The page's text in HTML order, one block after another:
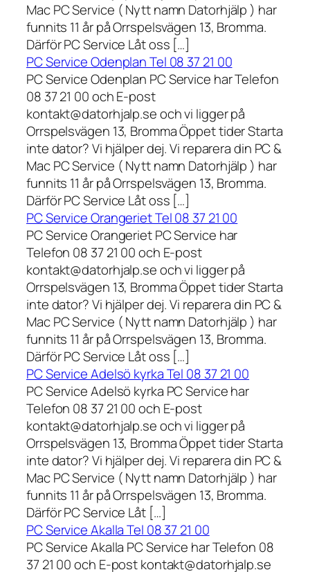
Mac PC Service ( Nytt namn Datorhjälp ) har
funnits 11 år på Orrspelsvägen 13, Bromma.
Därför PC Service Låt oss […]
PC Service Odenplan Tel 08 37 21 00
PC Service Odenplan PC Service har Telefon
08 37 21 00 och E-post
kontakt@datorhjalp.se och vi ligger på
Orrspelsvägen 13, Bromma Öppet tider Starta
inte dator? Vi hjälper dej. Vi reparera din PC &
Mac PC Service ( Nytt namn Datorhjälp ) har
funnits 11 år på Orrspelsvägen 13, Bromma.
Därför PC Service Låt oss […]
PC Service Orangeriet Tel 08 37 21 00
PC Service Orangeriet PC Service har
Telefon 08 37 21 00 och E-post
kontakt@datorhjalp.se och vi ligger på
Orrspelsvägen 13, Bromma Öppet tider Starta
inte dator? Vi hjälper dej. Vi reparera din PC &
Mac PC Service ( Nytt namn Datorhjälp ) har
funnits 11 år på Orrspelsvägen 13, Bromma.
Därför PC Service Låt oss […]
PC Service Adelsö kyrka Tel 08 37 21 00
PC Service Adelsö kyrka PC Service har
Telefon 08 37 21 00 och E-post
kontakt@datorhjalp.se och vi ligger på
Orrspelsvägen 13, Bromma Öppet tider Starta
inte dator? Vi hjälper dej. Vi reparera din PC &
Mac PC Service ( Nytt namn Datorhjälp ) har
funnits 11 år på Orrspelsvägen 13, Bromma.
Därför PC Service Låt […]
PC Service Akalla Tel 08 37 21 00
PC Service Akalla PC Service har Telefon 08
37 21 00 och E-post kontakt@datorhjalp.se